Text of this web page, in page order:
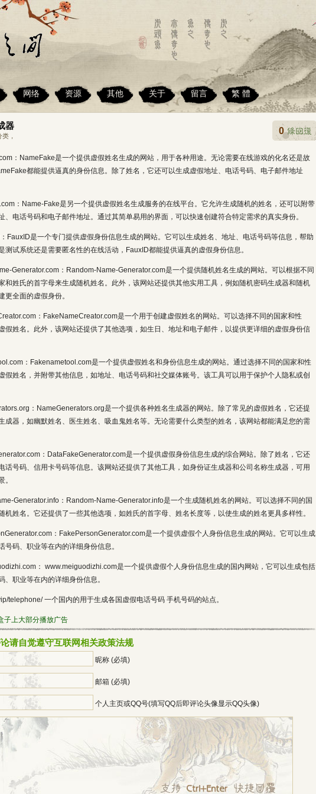
网络 资源 其他 关于 留言 繁 體
器
类， 0
：NameFake是一个提供虚假姓名生成的网站，用于各种用途。无论需要在线游戏的化名还是故
都能提供逼真的身份信息。除了姓名，它还可以生成虚假地址、电话号码、电子邮件地址
：Name-Fake是另一个提供虚假姓名生成服务的在线平台。它允许生成随机的姓名，还可以附带
、电话号码和电子邮件地址。通过其简单易用的界面，可以快速创建符合特定需求的真实身份。
FauxID是一个专门提供虚假身份信息生成的网站。它可以生成姓名、地址、电话号码等信息，帮助
测试系统还是需要匿名性的在线活动，FauxID都能提供逼真的虚假身份信息。
Generator.com：Random-Name-Generator.com是一个提供随机姓名生成的网站。可以根据不同
和姓氏的首字母来生成随机姓名。此外，该网站还提供其他实用工具，例如随机密码生成器和随机
更全面的虚假身份。
：FakeNameCreator.com是一个用于创建虚假姓名的网站。可以选择不同的国家和性
假姓名。此外，该网站还提供了其他选项，如生日、地址和电子邮件，以提供更详细的虚假身份信
：Fakenametool.com是一个提供虚假姓名和身份信息生成的网站。通过选择不同的国家和性
假姓名，并附带其他信息，如地址、电话号码和社交媒体账号。该工具可以用于保护个人隐私或创
：NameGenerators.org是一个提供各种姓名生成器的网站。除了常见的虚假姓名，它还提
成器，如幽默姓名、医生姓名、吸血鬼姓名等。无论需要什么类型的姓名，该网站都能满足您的需
：DataFakeGenerator.com是一个提供虚假身份信息生成的综合网站。除了姓名，它还
话号码、信用卡号码等信息。该网站还提供了其他工具，如身份证生成器和公司名称生成器，可用
。
Generator.info：Random-Name-Generator.info是一个生成随机姓名的网站。可以选择不同的国
机姓名。它还提供了一些其他选项，如姓氏的首字母、姓名长度等，以使生成的姓名更具多样性。
：FakePersonGenerator.com是一个提供虚假个人身份信息生成的网站。它可以生成
号码、职业等在内的详细身份信息。
： www.meiguodizhi.com是一个提供虚假个人身份信息生成的国内网站，它可以生成包括
、职业等在内的详细身份信息。
telephone/ 一个国内的用于生成各国虚假电话号码 手机号码的站点。
子上大部分播放广告
请自觉遵守互联网相关政策法规
昵称 (必填)
邮箱 (必填)
个人主页或QQ号(填写QQ后即评论头像显示QQ头像)